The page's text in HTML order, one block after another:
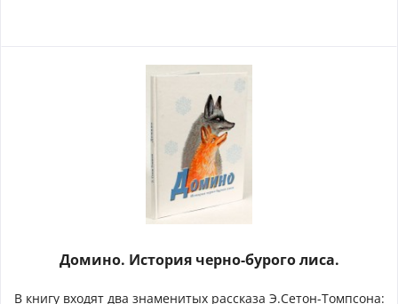
Домино. История черно-бурого лиса.
В книгу входят два знаменитых рассказа Э.Сетон-Томпсона: